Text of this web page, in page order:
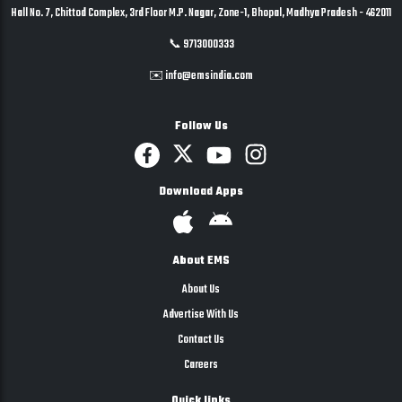
Hall No. 7, Chittod Complex, 3rd Floor M.P. Nagar, Zone-1, Bhopal, Madhya Pradesh - 462011
📞 9713000333
✉️ info@emsindia.com
Follow Us
Download Apps
About EMS
About Us
Advertise With Us
Contact Us
Careers